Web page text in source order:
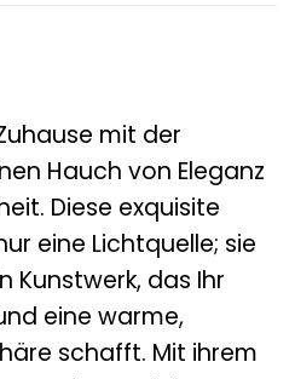
mit der
Hauch von Eleganz
Diese exquisite
eine Lichtquelle; sie
Kunstwerk, das Ihr
eine warme,
schafft. Mit ihrem